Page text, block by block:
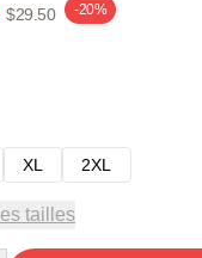
$29.50 -20%
XL 2XL
tailles